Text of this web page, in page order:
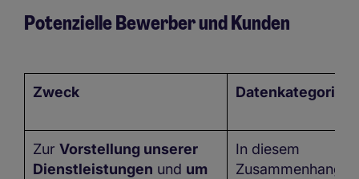
Potenzielle Bewerber und Kunden
Zweck Datenkategorien
Zur Vorstellung unserer
Dienstleistungen und um
In diesem
Zusammenhang